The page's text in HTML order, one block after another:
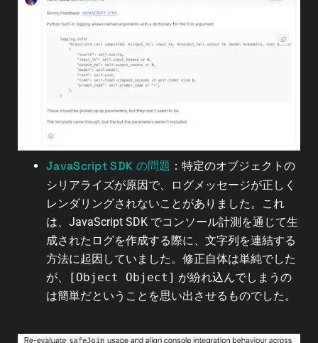
JavaScript SDK の問題 ：特定のオブジェクトの
シリアライズが原因で、ログメッセージが正しく
レンダリングされないことがありました。これ
は、JavaScript SDK でコンソール計測を通じて生
成されたログを作成する際に、文字列を連結する
方法に起因していました。修正自体は単純でした
が、
[Object Object] が紛れ込んでしまうの
は簡単だということを思い出させるものでした。